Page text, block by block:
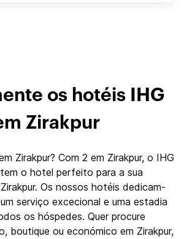
os hotéis IHG
Zirakpur
Zirakpur? Com 2 em Zirakpur, o IHG
o hotel perfeito para a sua
Os nossos hotéis dedicam-
serviço excecional e uma estadia
os hóspedes. Quer procure
boutique ou económico em Zirakpur,